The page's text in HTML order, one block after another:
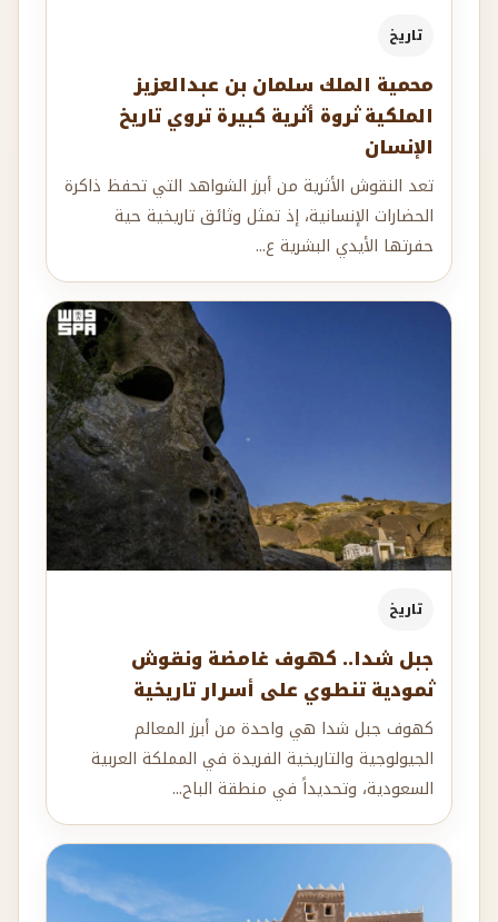
تاريخ
محمية الملك سلمان بن عبدالعزيز
الملكية ثروة أثرية كبيرة تروي تاريخ
الإنسان
تعد النقوش الأثرية من أبرز الشواهد التي تحفظ ذاكرة
الحضارات الإنسانية، إذ تمثل وثائق تاريخية حية
حفرتها الأيدي البشرية ع...
تاريخ
جبل شدا.. كهوف غامضة ونقوش
ثمودية تنطوي على أسرار تاريخية
كهوف جبل شدا هي واحدة من أبرز المعالم
الجيولوجية والتاريخية الفريدة في المملكة العربية
السعودية، وتحديداً في منطقة الباح...